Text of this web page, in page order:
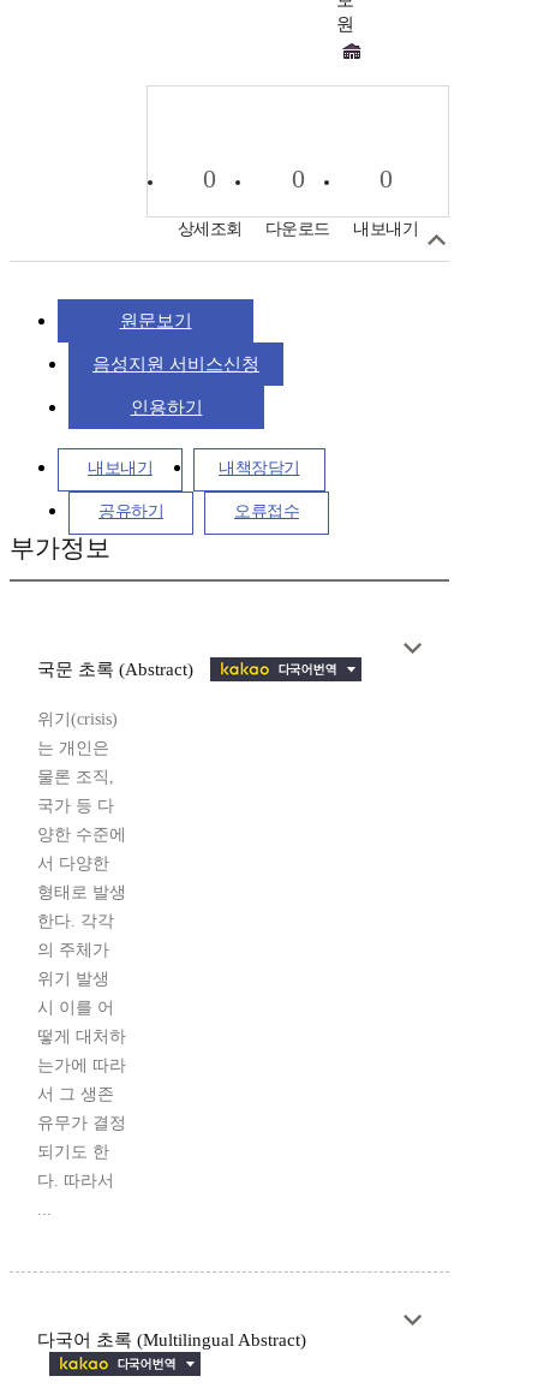
원
0
상세조회
0
다운로드
0
내보내기
원문보기
음성지원 서비스신청
인용하기
내보내기 내책장담기
공유하기 오류접수
부가정보
국문 초록 (Abstract)
위기(crisis)
는 개인은
물론 조직,
국가 등 다
양한 수준에
서 다양한
형태로 발생
한다. 각각
의 주체가
위기 발생
시 이를 어
떻게 대처하
는가에 따라
서 그 생존
유무가 결정
되기도 한
다. 따라서
...
다국어 초록 (Multilingual Abstract)